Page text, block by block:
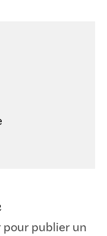
pour publier un